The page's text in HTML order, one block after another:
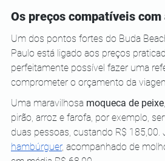
Os preços compatíveis
Um dos pontos fortes do Buda
Paulo está ligado aos preços
perfeitamente possível fazer uma
comprometer o orçamento da
Uma maravilhosa moqueca de peixe
pirão, arroz e farofa, por exemplo,
duas pessoas, custando R$ 185,00.
hambúrguer, acompanhado de